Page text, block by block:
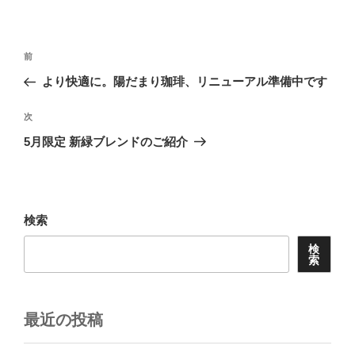
投
ナ
ビ
ゲ
ン
前
の
稿
前
より快適に。陽だまり珈琲、リニューアル準備中です
次
の
次
5月限定 新緑ブレンドのご紹介
検索
検
索
最近の投稿